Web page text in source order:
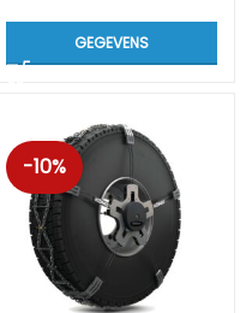
GEGEVENS
-10%